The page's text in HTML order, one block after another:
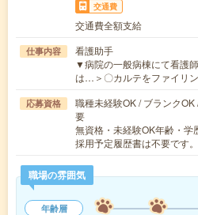
交通費
交通費全額支給
仕事内容
看護助手
▼病院の一般病棟にて看護
は…＞〇カルテをファイリ
応募資格
職種未経験OK / ブランク
要
無資格・未経験OK年齢・
採用予定履歴書は不要です
職場の雰囲気
年齢層